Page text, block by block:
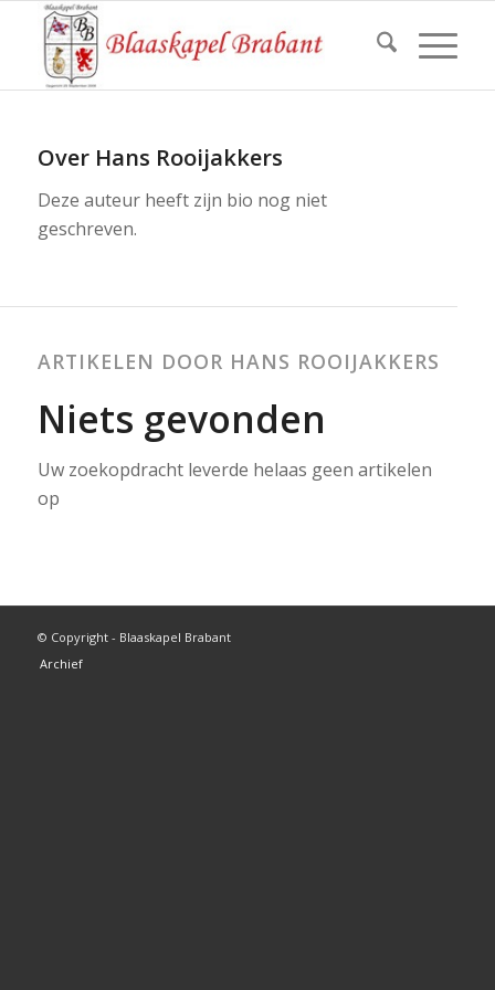
Over Hans Rooijakkers
Deze auteur heeft zijn bio nog niet
geschreven.
ARTIKELEN DOOR HANS ROOIJAKKERS
Niets gevonden
Uw zoekopdracht leverde helaas geen artikelen
op
© Copyright - Blaaskapel Brabant
Archief